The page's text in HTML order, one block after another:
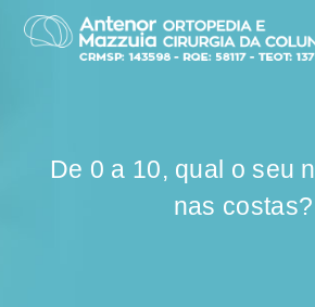
De 0 a 10, qual o seu
nas costas?